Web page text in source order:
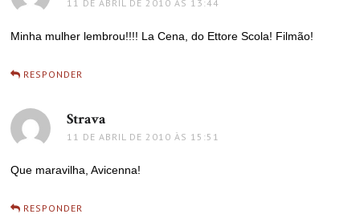
11 DE ABRIL DE 2010 ÀS 13:44
Minha mulher lembrou!!!! La Cena, do Ettore Scola! Filmão!
RESPONDER
Strava
11 DE ABRIL DE 2010 ÀS 15:51
Que maravilha, Avicenna!
RESPONDER